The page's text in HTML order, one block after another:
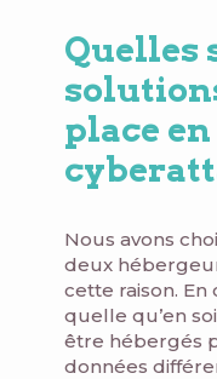
Quelles
place en
Nous avons
deux
cette raison.
quelle qu’en
être hébergés
données